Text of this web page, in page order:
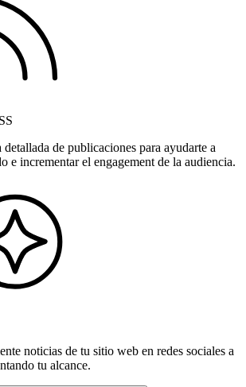
de publicaciones para ayudarte a
e incrementar el engagement de la audiencia.
noticias de tu sitio web en redes sociales a
tu alcance.